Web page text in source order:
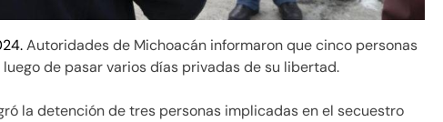
Autoridades de Michoacán informaron que cinco personas
de pasar varios días privadas de su libertad.
la detención de tres personas implicadas en el secuestro